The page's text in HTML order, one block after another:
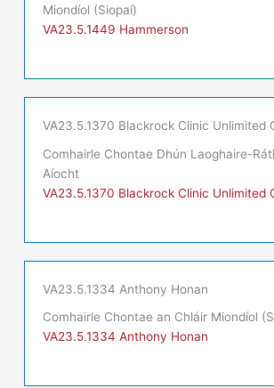
Miondíol (Siopaí)
VA23.5.1449 Hammerson
VA23.5.1370 Blackrock Clinic Unlimited
Comhairle Chontae Dhún Laoghaire-
Aíocht
VA23.5.1370 Blackrock Clinic Unlimited
VA23.5.1334 Anthony Honan
Comhairle Chontae an Chláir Miondíol
VA23.5.1334 Anthony Honan